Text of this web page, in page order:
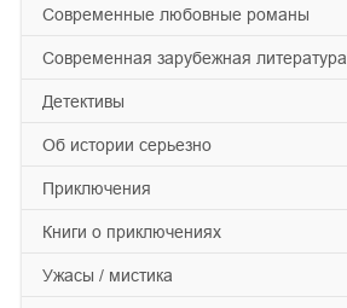
современные любовные романы
современная зарубежная литература
детективы
об истории серьезно
приключения
книги о приключениях
ужасы / мистика